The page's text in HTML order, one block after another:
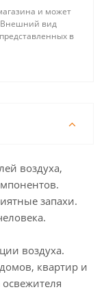
и может
Внешний вид
в
воздуха,
запахи.
воздуха.
квартир и